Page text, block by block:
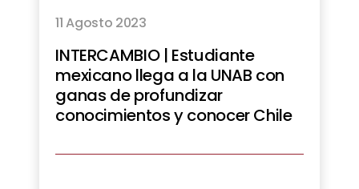
11 Agosto 2023
INTERCAMBIO | Estudiante
mexicano llega a la UNAB con
ganas de profundizar
conocimientos y conocer Chile